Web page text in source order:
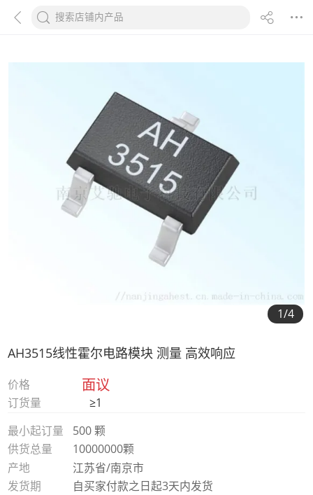
1/4
AH3515线性霍尔电路模块 测量 高效响应
价格 面议
订货量
≥1
最小起订量
500 颗
供货总量
10000000颗
产地
江苏省/南京市
发货期
自买家付款之日起3天内发货